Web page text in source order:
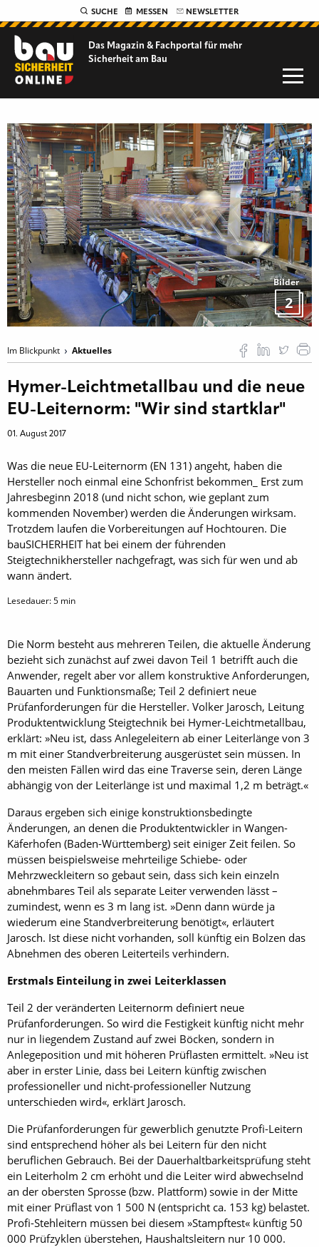
SUCHE MESSEN NEWSLETTER
Das Magazin & Fachportal für mehr
Sicherheit am Bau
Bilder
2
Im Blickpunkt Aktuelles
Hymer-Leichtmetallbau und die neue
EU-Leiternorm: "Wir sind startklar"
01. August 2017
Was die neue EU-Leiternorm (EN 131) angeht, haben die
Hersteller noch einmal eine ­Schonfrist bekommen_ Erst zum
Jahresbeginn 2018 (und nicht schon, wie geplant zum
kommenden November) werden die Änderungen wirksam.
Trotzdem laufen die Vorbereitungen auf Hochtouren. Die
bauSICHERHEIT hat bei einem der führenden
Steigtechnikhersteller ­nach­gefragt, was sich für wen und ab
wann ändert.
Lesedauer:5 min
Die Norm besteht aus mehreren Teilen, die aktuelle Änderung
bezieht sich zunächst auf zwei davon Teil 1 betrifft auch die
Anwender, regelt aber vor allem konstruktive Anforderungen,
Bauarten und Funktionsmaße; Teil 2 definiert neue
Prüfanforderungen für die Hersteller. Volker Jarosch, Leitung
Produktentwicklung Steigtechnik bei Hymer-Leichtmetallbau,
erklärt: »Neu ist, dass Anlegeleitern ab einer Leiterlänge von 3
m mit einer Standverbreiterung ausgerüstet sein müssen. In
den meisten Fällen wird das eine Traverse sein, deren Länge
abhängig von der Leiterlänge ist und maximal 1,2 m beträgt.«
Daraus ergeben sich einige konstruktionsbedingte
Änderungen, an denen die Produktentwick­ler in Wangen-
Käferhofen (Baden-Württemberg) seit einiger Zeit feilen. So
müssen beispielsweise mehrteilige Schiebe- oder
Mehrzweckleitern so gebaut sein, dass sich kein einzeln
abnehmbares Teil als separate Leiter verwenden lässt –
zumindest, wenn es 3 m lang ist. »Denn dann würde ja
wiederum eine Standverbreiterung benötigt«, er­läutert
Jarosch. Ist diese nicht vorhanden, soll künftig ein Bolzen das
Abnehmen des oberen Leiterteils verhindern.
Erstmals Einteilung in zwei Leiterklassen
Teil 2 der veränderten Leiternorm definiert neue
Prüfanforderungen. So wird die Festigkeit künftig nicht mehr
nur in liegendem Zustand auf zwei Böcken, sondern in
Anlegeposition und mit hö­heren Prüflasten ermittelt. »Neu ist
aber in erster Linie, dass bei Leitern künftig zwischen
professioneller und nicht-professioneller Nutzung
unterschieden wird«, erklärt Jarosch.
Die Prüfanforderungen für gewerblich genutz­te Profi-Leitern
sind entsprechend höher als bei ­Leitern für den nicht
beruflichen Gebrauch. Bei der Dauerhaltbarkeitsprüfung steht
ein Leiterholm 2 cm erhöht und die Leiter wird abwechselnd
an der obersten Sprosse (bzw. Plattform) sowie in der Mitte
mit einer Prüflast von 1 500 N (entspricht ca. 153 kg) belastet.
Profi-Stehleitern müssen bei diesem »Stampftest« künftig 50
000 Prüfzyklen überstehen, Haushaltsleitern nur 10 000.